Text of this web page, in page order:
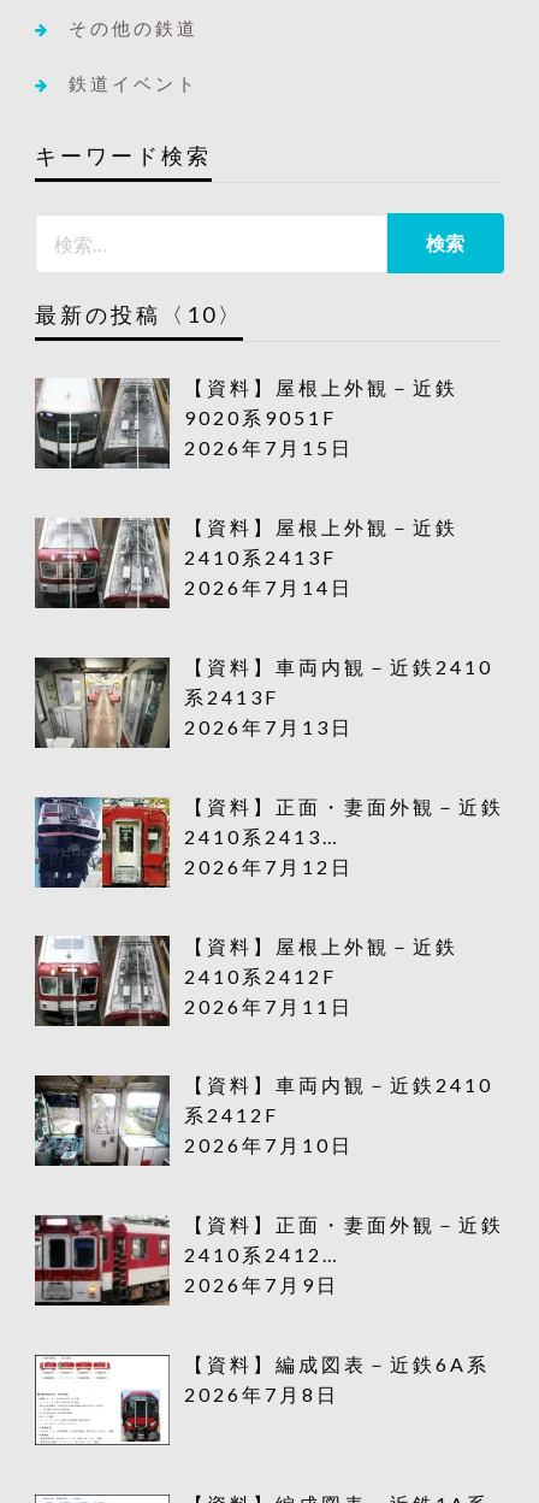
その他の鉄道
鉄道イベント
キーワード検索
最新の投稿〈10〉
【資料】屋根上外観－近鉄
9020系9051F
2026年7月15日
【資料】屋根上外観－近鉄
2410系2413F
2026年7月14日
【資料】車両内観－近鉄2410
系2413F
2026年7月13日
【資料】正面・妻面外観－近鉄
2410系2413…
2026年7月12日
【資料】屋根上外観－近鉄
2410系2412F
2026年7月11日
【資料】車両内観－近鉄2410
系2412F
2026年7月10日
【資料】正面・妻面外観－近鉄
2410系2412…
2026年7月9日
【資料】編成図表－近鉄6A系
2026年7月8日